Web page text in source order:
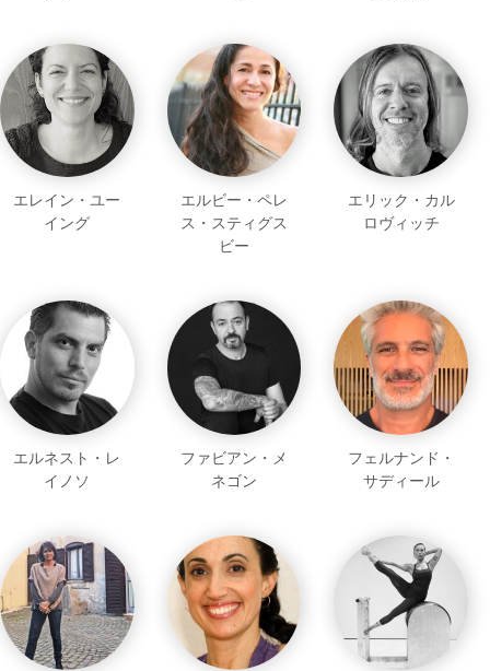
エレイン・ユー
イング
エルビー・ペレ
ス・スティグス
ビー
エリック・カル
ロヴィッチ
エルネスト・レ
イノソ
ファビアン・メ
ネゴン
フェルナンド・
サディール